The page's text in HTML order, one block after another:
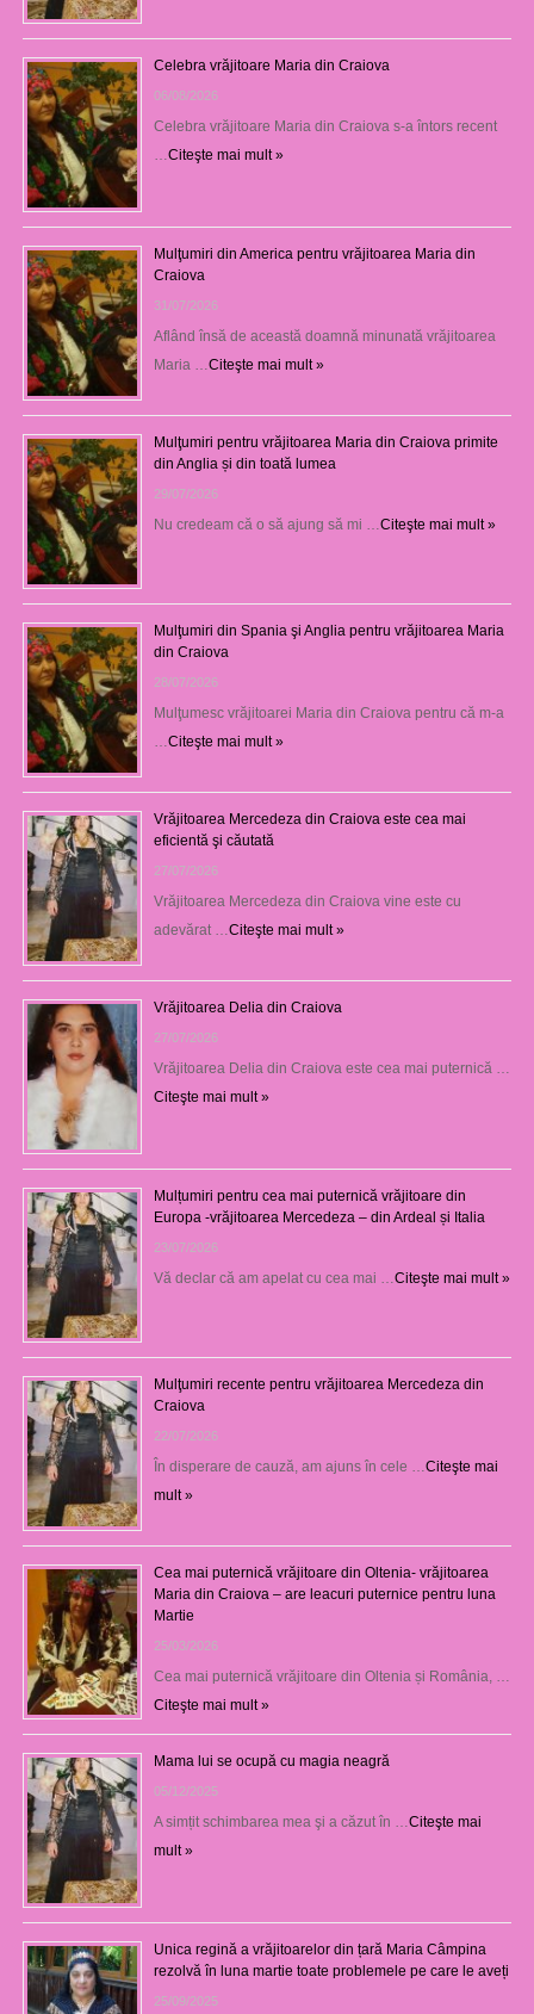
Celebra vrăjitoare Maria din Craiova
06/08/2026
Celebra vrăjitoare Maria din Craiova s-a întors recent
Citeşte mai mult »
Mulţumiri din America pentru vrăjitoarea Maria din
Craiova
31/07/2026
Aflând însă de această doamnă minunată vrăjitoarea
Maria … Citeşte mai mult »
Mulţumiri pentru vrăjitoarea Maria din Craiova primite
din Anglia și din toată lumea
29/07/2026
Nu credeam că o să ajung să mi … Citeşte mai mult »
Mulţumiri din Spania şi Anglia pentru vrăjitoarea Maria
din Craiova
28/07/2026
Mulţumesc vrăjitoarei Maria din Craiova pentru că m-a
Citeşte mai mult »
Vrăjitoarea Mercedeza din Craiova este cea mai
eficientă şi căutată
27/07/2026
Vrăjitoarea Mercedeza din Craiova vine este cu
adevărat … Citeşte mai mult »
Vrăjitoarea Delia din Craiova
27/07/2026
Vrăjitoarea Delia din Craiova este cea mai puternică …
Citeşte mai mult »
Mulțumiri pentru cea mai puternică vrăjitoare din
Europa -vrăjitoarea Mercedeza – din Ardeal și Italia
23/07/2026
Vă declar că am apelat cu cea mai … Citeşte mai mult »
Mulţumiri recente pentru vrăjitoarea Mercedeza din
Craiova
22/07/2026
În disperare de cauză, am ajuns în cele … Citeşte mai
mult »
Cea mai puternică vrăjitoare din Oltenia- vrăjitoarea
Maria din Craiova – are leacuri puternice pentru luna
Martie
25/03/2026
Cea mai puternică vrăjitoare din Oltenia și România, …
Citeşte mai mult »
Mama lui se ocupă cu magia neagră
05/12/2025
A simțit schimbarea mea şi a căzut în … Citeşte mai
mult »
Unica regină a vrăjitoarelor din țară Maria Câmpina
rezolvă în luna martie toate problemele pe care le aveți
25/09/2025